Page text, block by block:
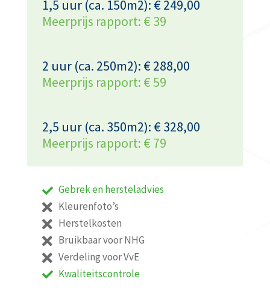
1,5 uur (ca. 150m2): € 249,00
Meerprijs rapport: € 39
2 uur (ca. 250m2): € 288,00
Meerprijs rapport: € 59
2,5 uur (ca. 350m2): € 328,00
Meerprijs rapport: € 79
Gebrek en hersteladvies
Kleurenfoto’s
Herstelkosten
Bruikbaar voor NHG
Verdeling voor VvE
Kwaliteitscontrole